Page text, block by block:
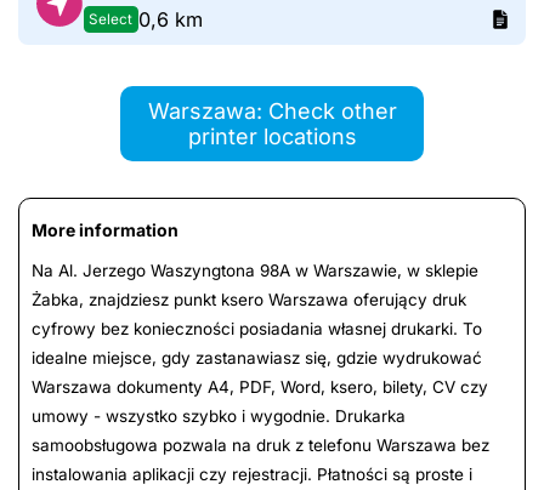
Select 0,6 km
Warszawa: Check other
printer locations
More information
Na Al. Jerzego Waszyngtona 98A w Warszawie, w sklepie
Żabka, znajdziesz punkt ksero Warszawa oferujący druk
cyfrowy bez konieczności posiadania własnej drukarki. To
idealne miejsce, gdy zastanawiasz się, gdzie wydrukować
Warszawa dokumenty A4, PDF, Word, ksero, bilety, CV czy
umowy - wszystko szybko i wygodnie. Drukarka
samoobsługowa pozwala na druk z telefonu Warszawa bez
instalowania aplikacji czy rejestracji. Płatności są proste i